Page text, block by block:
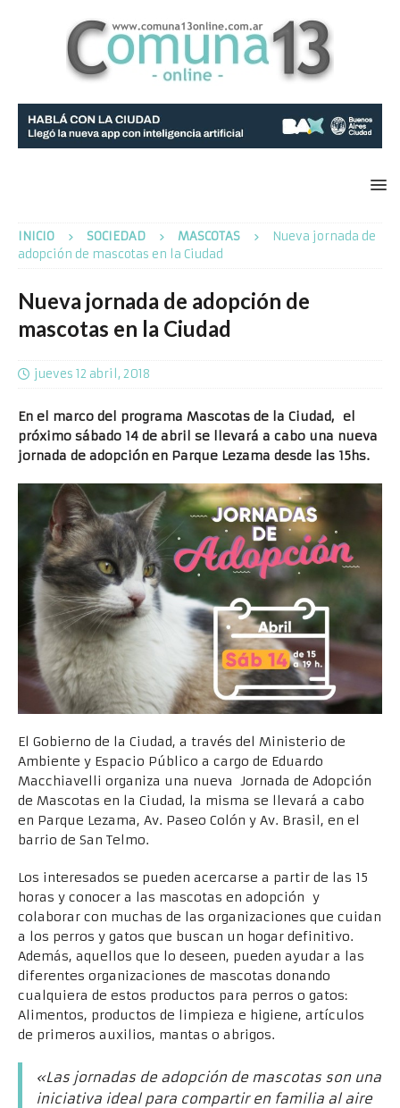
INICIO SOCIEDAD MASCOTAS
Nueva jornada de
adopción de mascotas en la Ciudad
Nueva jornada de adopción de
mascotas en la Ciudad
jueves 12 abril, 2018
En el marco del programa Mascotas de la Ciudad, el
próximo sábado 14 de abril se llevará a cabo una nueva
jornada de adopción en Parque Lezama desde las 15hs.
El Gobierno de la Ciudad, a través del Ministerio de
Ambiente y Espacio Público a cargo de Eduardo
Macchiavelli organiza una nueva Jornada de Adopción
de Mascotas en la Ciudad, la misma se llevará a cabo
en Parque Lezama, Av. Paseo Colón y Av. Brasil, en el
barrio de San Telmo.
Los interesados se pueden acercarse a partir de las 15
horas y conocer a las mascotas en adopción y
colaborar con muchas de las organizaciones que cuidan
a los perros y gatos que buscan un hogar definitivo.
Además, aquellos que lo deseen, pueden ayudar a las
diferentes organizaciones de mascotas donando
cualquiera de estos productos para perros o gatos:
Alimentos, productos de limpieza e higiene, artículos
de primeros auxilios, mantas o abrigos.
«Las jornadas de adopción de mascotas son una
iniciativa ideal para compartir en familia al aire